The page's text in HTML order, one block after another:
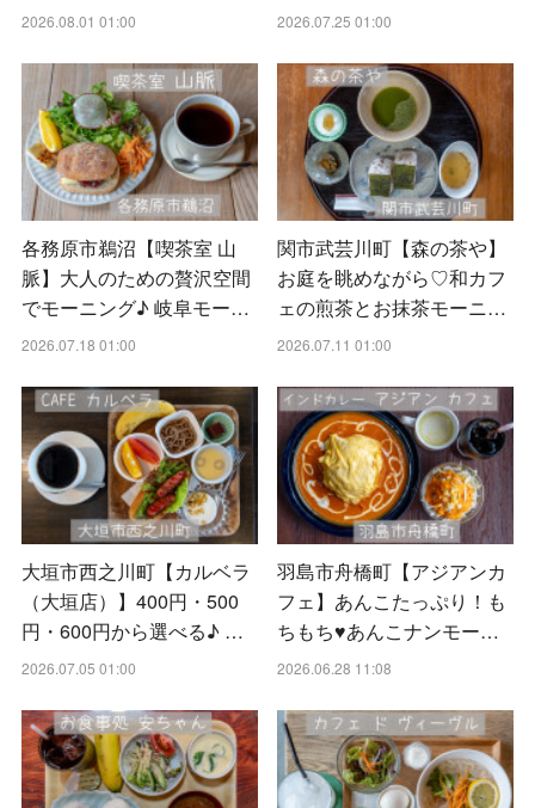
2026.08.01 01:00 2026.07.25 01:00
各務原市鵜沼【喫茶室 山
脈】大人のための贅沢空間
でモーニング♪ 岐阜モー…
2026.07.18 01:00
関市武芸川町【森の茶や】
お庭を眺めながら♡和カフ
ェの煎茶とお抹茶モーニ…
2026.07.11 01:00
大垣市西之川町【カルベラ
（大垣店）】400円・500
円・600円から選べる♪ …
2026.07.05 01:00
羽島市舟橋町【アジアンカ
フェ】あんこたっぷり！も
ちもち♥あんこナンモー…
2026.06.28 11:08